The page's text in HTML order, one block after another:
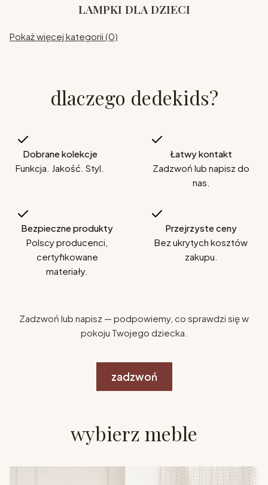
LAMPKI DLA DZIECI
Pokaż więcej kategorii (0)
dlaczego dedekids?
Dobrane kolekcje
Funkcja. Jakość. Styl.
Łatwy kontakt
Zadzwoń lub napisz do
nas.
Bezpieczne produkty
Polscy producenci,
certyfikowane
materiały.
Przejrzyste ceny
Bez ukrytych kosztów
zakupu.
Zadzwoń lub napisz — podpowiemy, co sprawdzi się w
pokoju Twojego dziecka.
zadzwoń
wybierz meble